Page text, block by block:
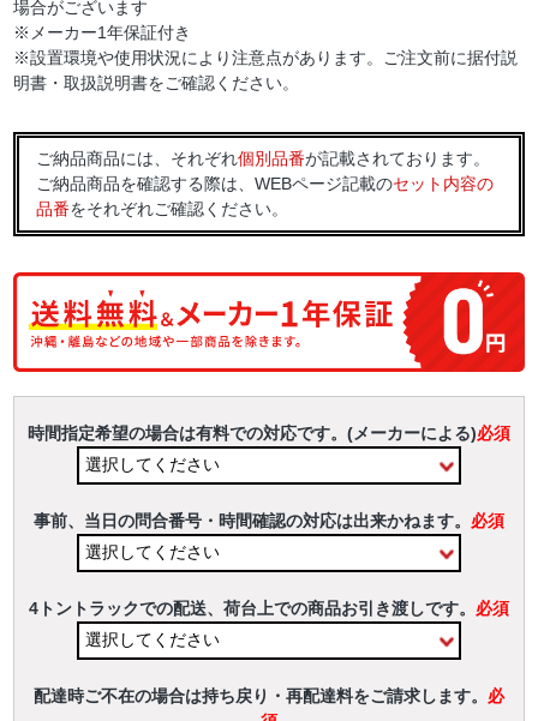
場合がございます
※メーカー1年保証付き
※設置環境や使用状況により注意点があります。ご注文前に据付説
明書・取扱説明書をご確認ください。
ご納品商品には、それぞれ個別品番が記載されております。
ご納品商品を確認する際は、WEBページ記載のセット内容の
品番をそれぞれご確認ください。
時間指定希望の場合は有料での対応です。(メーカーによる)必須
事前、当日の問合番号・時間確認の対応は出来かねます。 必須
4トントラックでの配送、荷台上での商品お引き渡しです。 必須
配達時ご不在の場合は持ち戻り・再配達料をご請求します。 必